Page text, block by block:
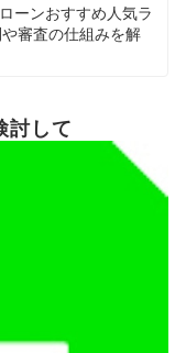
ーンおすすめ人気ラ
審査の仕組みを解
討して